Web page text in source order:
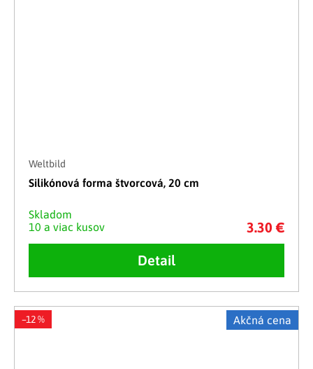
Weltbild
Silikónová forma štvorcová, 20 cm
Skladom
10 a viac kusov
3.30 €
Detail
Akčná cena
–12 %